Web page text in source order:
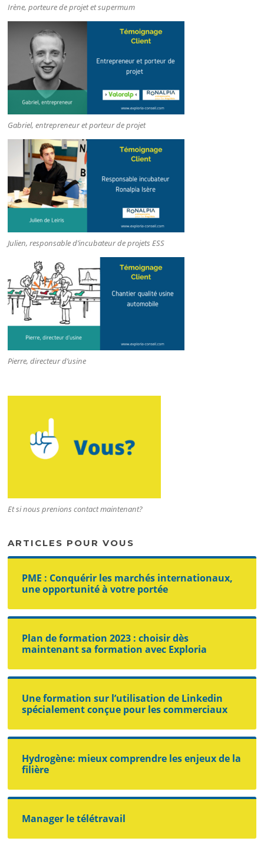
Irène, porteure de projet et supermum
Gabriel, entrepreneur et porteur de projet
Julien, responsable d’incubateur de projets ESS
Pierre, directeur d’usine
Et si nous prenions contact maintenant?
ARTICLES POUR VOUS
PME : Conquérir les marchés internationaux,
une opportunité à votre portée
Plan de formation 2023 : choisir dès
maintenant sa formation avec Exploria
Une formation sur l’utilisation de Linkedin
spécialement conçue pour les commerciaux
Hydrogène: mieux comprendre les enjeux de la
filière
Manager le télétravail